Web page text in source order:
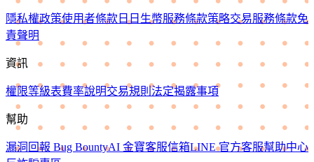
隱私權政策使用者條款 日日生幣服務條款策略交易服務條款免
責聲明
資訊
權限等級表費率說明交易規則法定揭露事項
幫助
漏洞回報 Bug BountyAI 金寶客服信箱LINE 官方客服幫助中心